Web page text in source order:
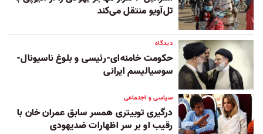
تل‌آویو منتقل می‌کند
دیدگاه
حکومت خامنه‌ای-رئیسی و بلوغ ناسیونال-‌
سوسیالیسم ایرانی
سیاسی و اجتماعی
درگیری توییتری همسر سابق عمران خان با
رقیب او بر سر اظهارات ضدیهودی